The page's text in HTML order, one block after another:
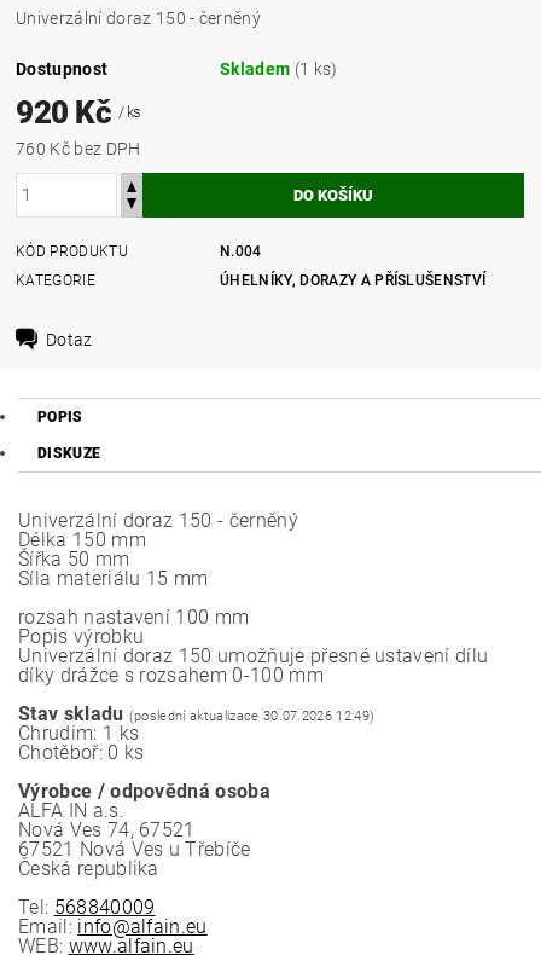
Univerzální doraz 150 - černěný
Dostupnost Skladem (1 ks)
920 Kč / ks
760 Kč bez DPH
KÓD PRODUKTU
N.004
KATEGORIE
ÚHELNÍKY, DORAZY A PŘÍSLUŠENSTVÍ
Dotaz
POPIS
DISKUZE
Univerzální doraz 150 - černěný
Délka 150 mm
Šířka 50 mm
Síla materiálu 15 mm
rozsah nastavení 100 mm
Popis výrobku
Univerzální doraz 150 umožňuje přesné ustavení dílu
díky drážce s rozsahem 0-100 mm
Stav skladu (poslední aktualizace 30.07.2026 12:49)
Chrudim: 1 ks
Chotěboř: 0 ks
Výrobce / odpovědná osoba
ALFA IN a.s.
Nová Ves 74, 67521
67521 Nová Ves u Třebíče
Česká republika
Tel: 568840009
Email: info@alfain.eu
WEB: www.alfain.eu